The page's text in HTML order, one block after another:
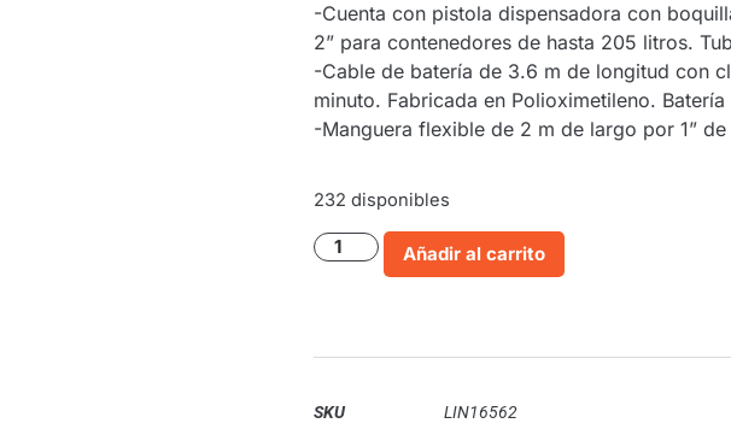
-Cuenta con pistola dispensadora con
2” para contenedores de hasta 205 litros.
-Cable de batería de 3.6 m de longitud con
minuto. Fabricada en Polioximetileno. Batería
-Manguera flexible de 2 m de largo por 1”
232 disponibles
Añadir al carrito
SKU
LIN16562